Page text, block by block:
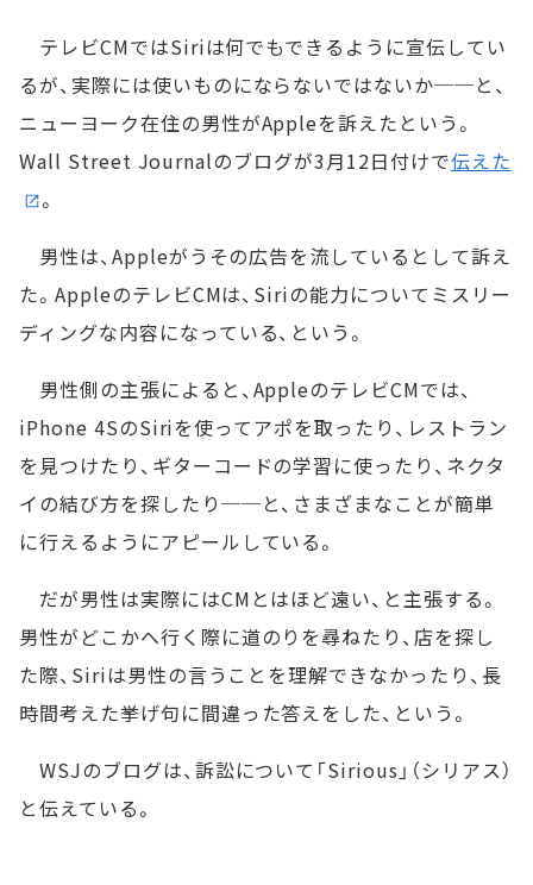
テレビCMではSiriは何でもできるように宣伝してい
るが、実際には使いものにならないではないか──と、
ニューヨーク在住の男性がAppleを訴えたという。
Wall Street Journalのブログが3月12日付けで伝えた
。
男性は、Appleがうその広告を流しているとして訴え
た。AppleのテレビCMは、Siriの能力についてミスリー
ディングな内容になっている、という。
男性側の主張によると、AppleのテレビCMでは、
iPhone 4SのSiriを使ってアポを取ったり、レストラン
を見つけたり、ギターコードの学習に使ったり、ネクタ
イの結び方を探したり──と、さまざまなことが簡単
に行えるようにアピールしている。
だが男性は実際にはCMとはほど遠い、と主張する。
男性がどこかへ行く際に道のりを尋ねたり、店を探し
た際、Siriは男性の言うことを理解できなかったり、長
時間考えた挙げ句に間違った答えをした、という。
WSJのブログは、訴訟について「Sirious」（シリアス）
と伝えている。